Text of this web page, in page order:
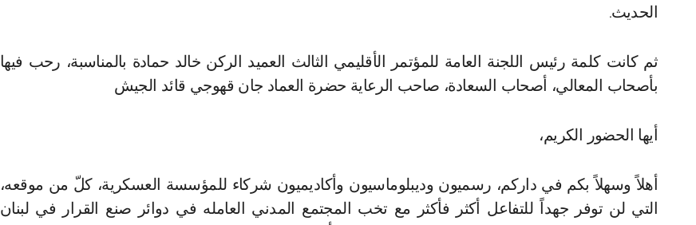
الحديث.
ثم كانت كلمة رئيس اللجنة العامة للمؤتمر الأقليمي الثالث العميد الركن خالد حمادة بالمناسبة، رحب فيها
بأصحاب المعالي، أصحاب السعادة، صاحب الرعاية حضرة العماد جان قهوجي قائد الجيش
أيها الحضور الكريم،
أهلاً وسهلاً بكم في داركم، رسميون وديبلوماسيون وأكاديميون شركاء للمؤسسة العسكرية، كلّ من موقعه،
التي لن توفر جهداً للتفاعل أكثر فأكثر مع تخب المجتمع المدني العامله في دوائر صنع القرار في لبنان